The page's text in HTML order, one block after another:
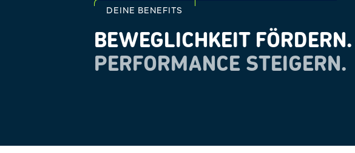
DEINE BENEFITS
BEWEGLICHKEIT FÖRDERN.
PERFORMANCE STEIGERN.